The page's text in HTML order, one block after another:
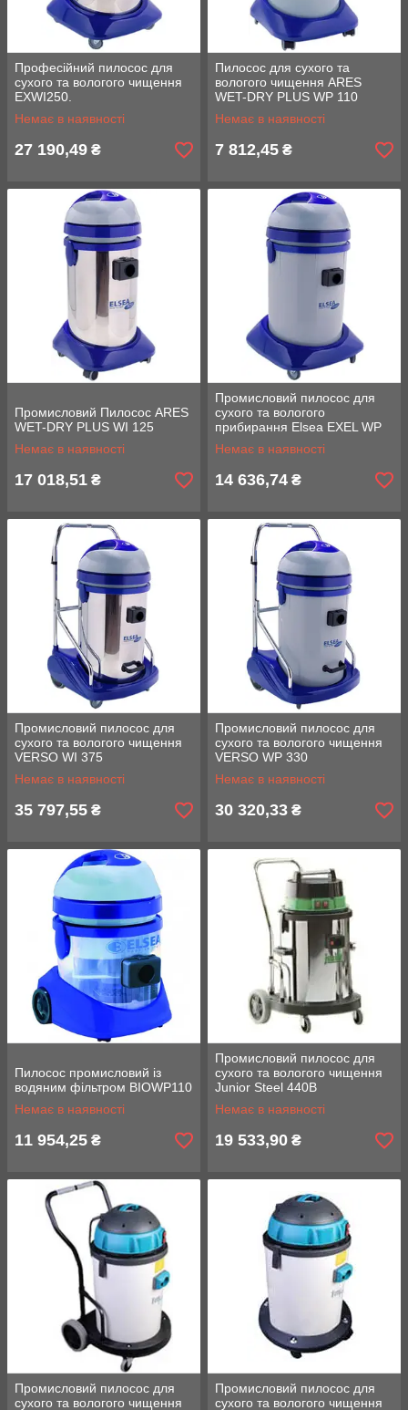
Професійний пилосос для
сухого та вологого чищення
EXWI250.
Немає в наявності
27 190,49 ₴
Пилосос для сухого та
вологого чищення ARES
WET-DRY PLUS WP 110
Немає в наявності
7 812,45 ₴
Промисловий Пилосос ARES
WET-DRY PLUS WI 125
Немає в наявності
17 018,51 ₴
Промисловий пилосос для
сухого та вологого
прибирання Elsea EXEL WP
220
Немає в наявності
14 636,74 ₴
Промисловий пилосос для
сухого та вологого чищення
VERSO WI 375
Немає в наявності
35 797,55 ₴
Промисловий пилосос для
сухого та вологого чищення
VERSO WP 330
Немає в наявності
30 320,33 ₴
Пилосос промисловий із
водяним фільтром BIOWP110
Немає в наявності
11 954,25 ₴
Промисловий пилосос для
сухого та вологого чищення
Junior Steel 440B
Немає в наявності
19 533,90 ₴
Промисловий пилосос для
сухого та вологого чищення
Промисловий пилосос для
сухого та вологого чищення